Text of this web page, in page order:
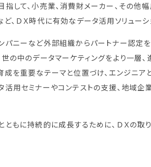
して、小売業、消費財メーカー、その他
、ＤＸ時代に有効なデータ活用ソリューシ
パニーなど外部組織からパートナー認定
の中のデータマーケティングをより一層
成を重要なテーマと位置づけ、エンジニ
活用セミナーやコンテストの支援、地域
もに持続的に成長するために、ＤＸの取